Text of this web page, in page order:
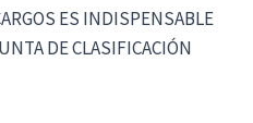
ES INDISPENSABLE
DE CLASIFICACIÓN